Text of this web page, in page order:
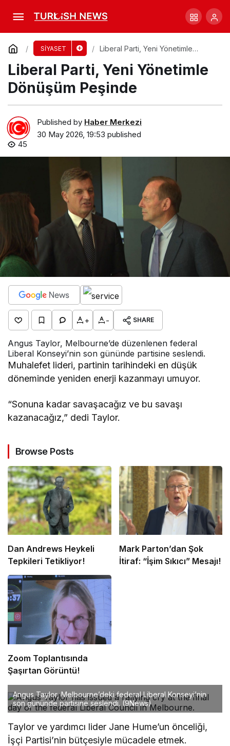
SİYASET
Liberal Parti, Yeni Yönetimle
Liberal Parti, Yeni Yönetimle
Dönüşüm Peşinde
Published by Haber Merkezi
30 May 2026, 19:53 published
45
+ - SHARE
Angus Taylor, Melbourne’de düzenlenen federal
Liberal Konseyi’nin son gününde partisine seslendi.
Muhalefet lideri, partinin tarihindeki en düşük
döneminde yeniden enerji kazanmayı umuyor.
“Sonuna kadar savaşacağız ve bu savaşı
kazanacağız,” dedi Taylor.
Browse Posts
Dan Andrews Heykeli
Tepkileri Tetikliyor!
Mark Parton’dan Şok
İtiraf: “İşim Sıkıcı” Mesajı!
Zoom Toplantısında
Şaşırtan Görüntü!
Angus Taylor, Melbourne’deki federal Liberal Konseyi’nin
son gününde partisine seslendi. (9News)
Taylor ve yardımcı lider Jane Hume’un önceliği,
İşçi Partisi’nin bütçesiyle mücadele etmek.
Liberal Parti, Yeni Yönetimle Dönüşüm
Peşinde
Comment